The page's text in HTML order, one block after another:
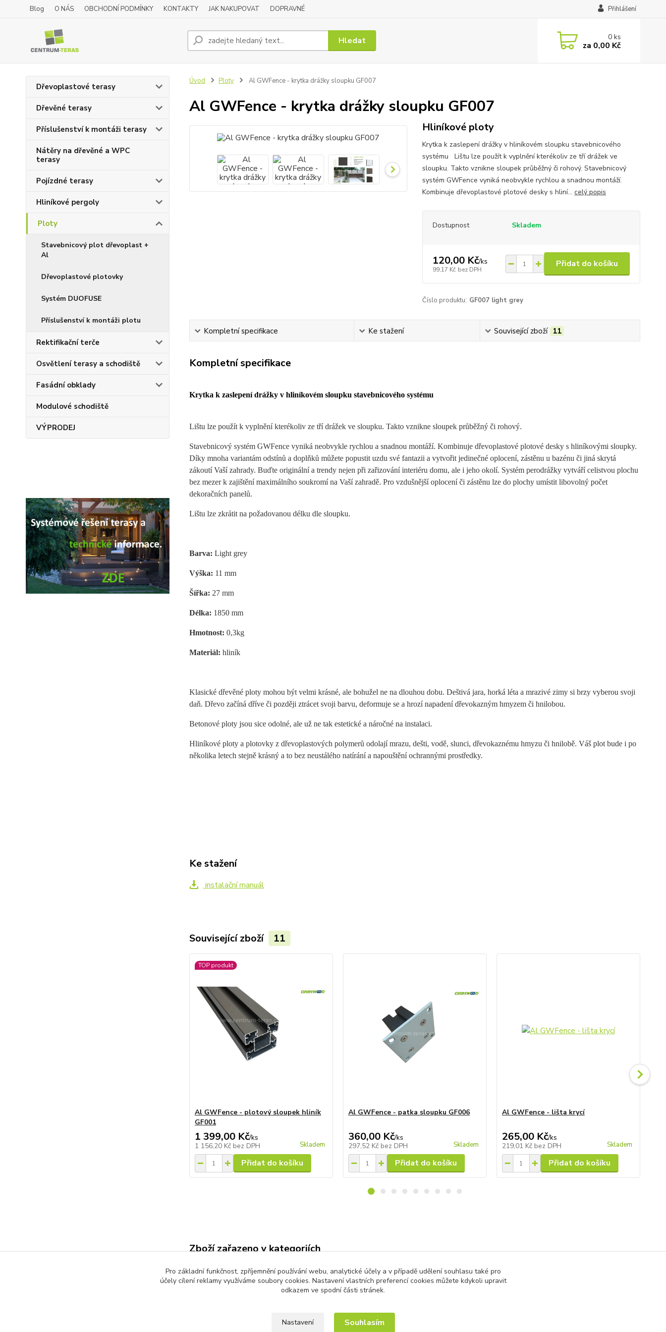
Blog O NÁS OBCHODNÍ PODMÍNKY KONTAKTY JAK NAKUPOVAT DOPRAVNÉ Přihlášení
Hledat 0ks
za 0,00 Kč
Dřevoplastové terasy
Dřevěné terasy
Příslušenství k montáži terasy
Nátěry na dřevěné a WPC
terasy
Pojízdné terasy
Hliníkové pergoly
Ploty
Stavebnicový plot dřevoplast +
Al
Dřevoplastové plotovky
Systém DUOFUSE
Příslušenství k montáži plotu
Rektifikační terče
Osvětlení terasy a schodiště
Fasádní obklady
Modulové schodiště
VÝPRODEJ
Úvod Ploty Al GWFence - krytka drážky sloupku GF007
Al GWFence - krytka drážky sloupku GF007
Hliníkové ploty
Krytka k zaslepení drážky v hliníkovém sloupku stavebnicového
systému Lištu lze použít k vyplnění kterékoliv ze tří drážek ve
sloupku. Takto vznikne sloupek průběžný či rohový. Stavebnicový
systém GWFence vyniká neobvykle rychlou a snadnou montáží.
Kombinuje dřevoplastové plotové desky s hliní... celý popis
Dostupnost Skladem
120,00 Kč/ks
99,17 Kč bez DPH
Přidat do košíku
Číslo produktu: GF007 light grey
Kompletní specifikace Ke stažení Související zboží 11
Kompletní specifikace
Krytka k zaslepení drážky v hliníkovém sloupku stavebnicového systému
Lištu lze použít k vyplnění kterékoliv ze tří drážek ve sloupku. Takto vznikne sloupek průběžný či rohový.
Stavebnicový systém GWFence vyniká neobvykle rychlou a snadnou montáží. Kombinuje dřevoplastové plotové desky s hliníkovými sloupky.
Díky mnoha variantám odstínů a doplňků můžete popustit uzdu své fantazii a vytvořit jedinečné oplocení, zástěnu u bazénu či jiná skrytá
zákoutí Vaší zahrady. Buďte originální a trendy nejen při zařizování interiéru domu, ale i jeho okolí. Systém perodrážky vytváří celistvou plochu
bez mezer k zajištění maximálního soukromí na Vaší zahradě. Pro vzdušnější oplocení či zástěnu lze do plochy umístit libovolný počet
dekoračních panelů.
Lištu lze zkrátit na požadovanou délku dle sloupku.
Barva: Light grey
Výška: 11 mm
Šířka: 27 mm
Délka: 1850 mm
Hmotnost: 0,3kg
Materiál: hliník
Klasické dřevěné ploty mohou být velmi krásné, ale bohužel ne na dlouhou dobu. Deštivá jara, horká léta a mrazivé zimy si brzy vyberou svoji
daň. Dřevo začíná dříve či později ztrácet svoji barvu, deformuje se a hrozí napadení dřevokazným hmyzem či hnilobou.
Betonové ploty jsou sice odolné, ale už ne tak estetické a náročné na instalaci.
Hliníkové ploty a plotovky z dřevoplastových polymerů odolají mrazu, dešti, vodě, slunci, dřevokaznému hmyzu či hnilobě. Váš plot bude i po
několika letech stejně krásný a to bez neustálého natírání a napouštění ochrannými prostředky.
Ke stažení
instalační manuál
Související zboží 11
TOP produkt
Al GWFence - plotový sloupek hliník
GF001
1 399,00 Kč/ks
1 156,20 Kč bez DPH Skladem
Přidat do košíku
Al GWFence - patka sloupku GF006
360,00 Kč/ks
297,52 Kč bez DPH Skladem
Přidat do košíku
Al GWFence - lišta krycí
265,00 Kč/ks
219,01 Kč bez DPH Skladem
Přidat do košíku
Zboží zařazeno v kategoriích
Ploty
Stavebnicový plot
dřevoplast + Al
Pro základní funkčnost, zpříjemnění používání webu, analytické účely a v případě udělení souhlasu také pro
účely cílení reklamy využíváme soubory cookies. Nastavení vlastních preferencí cookies můžete kdykoli upravit
odkazem ve spodní části stránek.
Nastavení Souhlasím